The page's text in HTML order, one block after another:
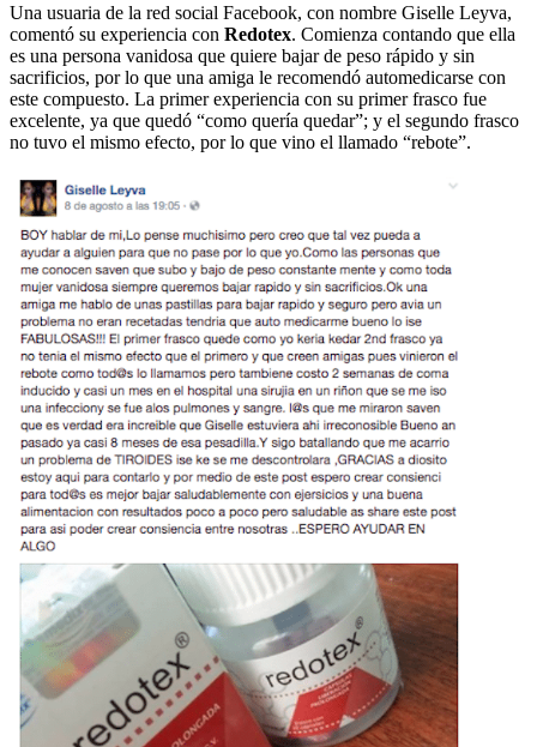
Una usuaria de la red social Facebook, con nombre Giselle Leyva,
comentó su experiencia con Redotex. Comienza contando que ella
es una persona vanidosa que quiere bajar de peso rápido y sin
sacrificios, por lo que una amiga le recomendó automedicarse con
este compuesto. La primer experiencia con su primer frasco fue
excelente, ya que quedó “como quería quedar”; y el segundo frasco
no tuvo el mismo efecto, por lo que vino el llamado “rebote”.